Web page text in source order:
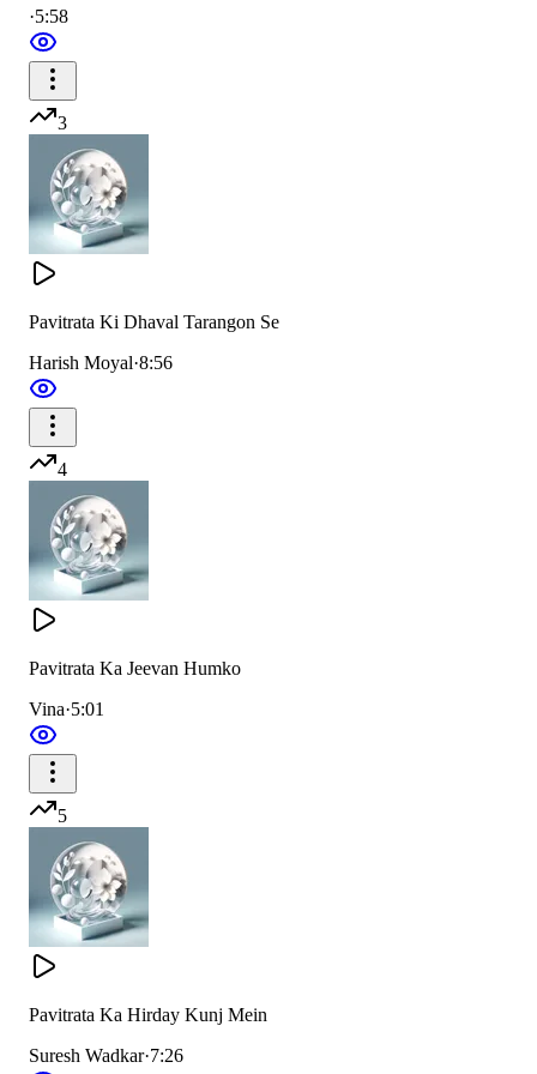
जो मन वचन कर्म से पवित्र है
वो चरित्रवान ही यहा महान है
तुम अपनी आंख में अमृत रखो विमल विमल
सदा विमल विमल
तुम अपनी आंख में अमृत रखो विमल विमल
सदा विमल विमल
तुम्हारी वानी में माधुर्य हो सरल सरल
सदा सरल सरल
तुम हो के निर्विकार सबका करो सत्कार
तुम हो के निर्विकार सबका करो सत्कार
ये जन्म तुम्हारा इम्तिहान है
जो मन वचन कर्म से पवित्र है
पवित्र मन रखो पवित्र तन रखो
पवित्रता मनुष्यता की शान है
जो मन वचन कर्म से पवित्र है
वो चरित्रवान ही यहा महान है
पवित्र मन रखो हो हो हो
·5:58
3
Pavitrata Ki Dhaval Tarangon Se
Harish Moyal·8:56
4
Pavitrata Ka Jeevan Humko
Vina·5:01
5
Pavitrata Ka Hirday Kunj Mein
Suresh Wadkar·7:26